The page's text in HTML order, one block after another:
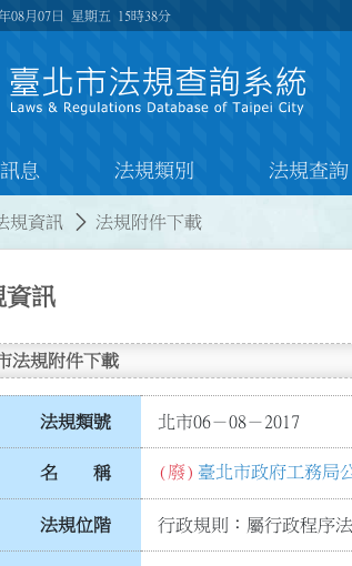
08月07日 星期五 15時38分
息 法規類別 法規查詢
規資訊 法規附件下載
資訊
法規附件下載
法規類號 北市06－08－2017
名 稱 (廢) 臺北市政府工務局
法規位階 行政規則：屬行政程序